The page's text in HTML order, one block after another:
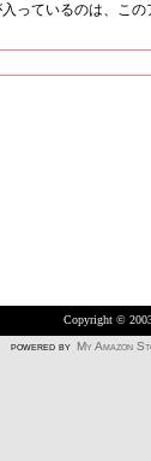
っているのは、こ
Copyright ©
powered by My Amazon